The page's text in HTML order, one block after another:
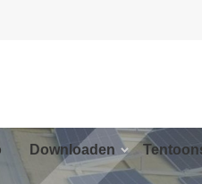
Downloaden